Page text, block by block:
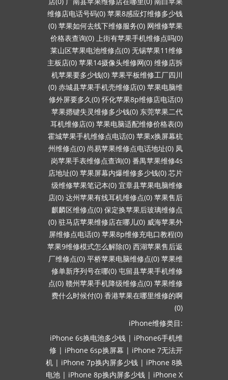
维修店电话号码(0) 苹果8感应灯维修多少钱
(0) 苹果如何去线下维修服务(0) 网维修苹果
价格表查询(0) 上街有苹果手机维修点吗(0)
莱山区苹果电池维修点(0) 无锡苹果11维修
主板店(0) 苹果14摄像头维修网(0) 维修店拆
机苹果要多少钱(0) 苹果平板维修工厂四川
(0) 赤城县苹果手机壳维修店(0) 苹果电脑维
修外屏要多久(0) 怀化苹果8p维修店电话(0)
苹果摁键失灵维修多少钱(0) 东莞苹果二代
耳机维修店(0) 苹果电脑适配维修价格表(0)
霍城苹果手机维修点电话(0) 苹果x换屏幕杭
州维修点(0) 尚易苹果维修点电话地址(0) 凤
岗苹果手表维修点查询(0) 番禺苹果维修4s
店地址(0) 苹果屏幕内爆维修多少钱(0) 芯片
级维修苹果笔记本(0) 宜章县苹果电脑维修
店(0) 达州苹果有线耳机维修点(0) 苹果售后
麒麟区维修点(0) 保定换苹果后玻璃维修点
(0) 驻马店苹果维修店在哪儿(0) 威海苹果外
屏维修点电话(0) 苹果8p维修充电口教程(0)
苹果9维修模式怎么解除(0) 西湖苹果售后返
厂维修点(0) 平桥苹果电脑维修点(0) 苹果维
修单新序列号在哪(0) 屯留县苹果手机维修
点(0) 赣州苹果手机降级维修点(0) 苹果维修
费什么时候付(0) 香港苹果在哪里维修的啊
(0)
iPhone维修类目:
iPhone 6s换电池多少钱 | iPhone6手机维
修 | iPhone 6sp换屏幕 | iPhone 7无法开
机 | iPhone 7p换内屏多少钱 | iPhone 8换
电池 | iPhone 8p换内屏多少钱 | iPhone X